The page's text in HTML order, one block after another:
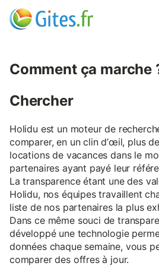
Comment ça marche
Chercher
Holidu est un moteur de
comparer, en un clin d’œil, plus
locations de vacances dans le
partenaires ayant payé leur
La transparence étant une des
Holidu, nos équipes travaillent
liste de nos partenaires la plus
Dans ce même souci de
développé une technologie
données chaque semaine, vous
comparer des offres à jour.